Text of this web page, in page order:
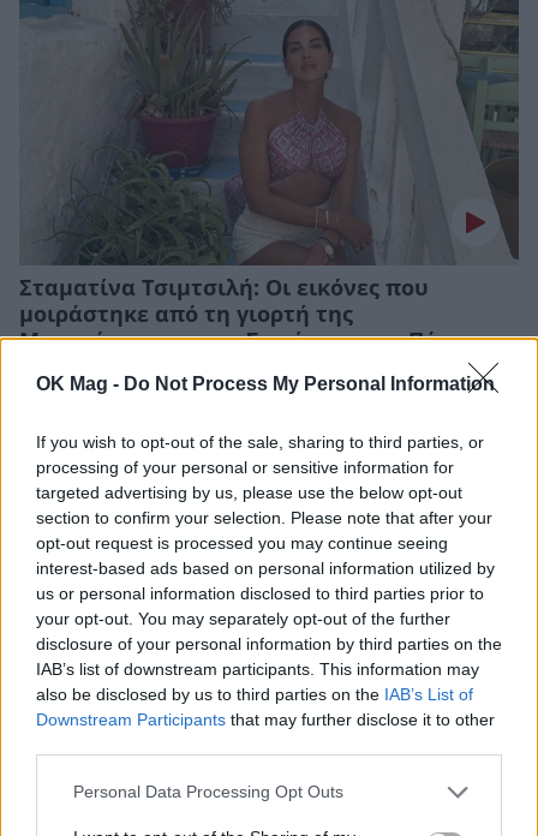
OK Mag - Do Not Process My Personal Information
If you wish to opt-out of the sale, sharing to third parties, or
processing of your personal or sensitive information for
targeted advertising by us, please use the below opt-out
section to confirm your selection. Please note that after your
opt-out request is processed you may continue seeing
interest-based ads based on personal information utilized by
us or personal information disclosed to third parties prior to
your opt-out. You may separately opt-out of the further
disclosure of your personal information by third parties on the
IAB’s list of downstream participants. This information may
also be disclosed by us to third parties on the IAB’s List of
Downstream Participants that may further disclose it to other
Personal Data Processing Opt Outs
Σταματίνα Τσιμτσιλή: Οι εικόνες που
μοιράστηκε από τη γιορτή της
Μεταμόρφωσης του Σωτήρος στην Πάρο
CELEBRITIES
ένα άλμπουμ
CELEBRITIES